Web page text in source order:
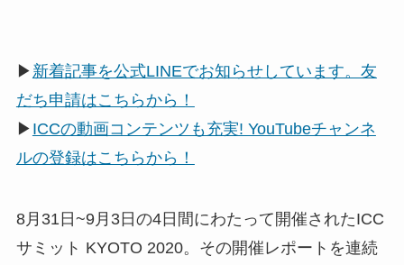
▶ 新着記事を公式LINEでお知らせしています。友
だち申請はこちらから！
▶ ICCの動画コンテンツも充実! YouTubeチャンネ
ルの登録はこちらから！
8月31日~9月3日の4日間にわたって開催されたICC
サミット KYOTO 2020。その開催レポートを連続